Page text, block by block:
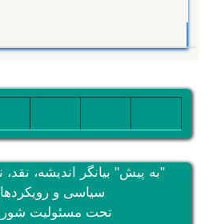
"به پیش" بیانگر اندیشه، نقد،
سیاسی و رویکردهای
تحت مسئولیت شورای